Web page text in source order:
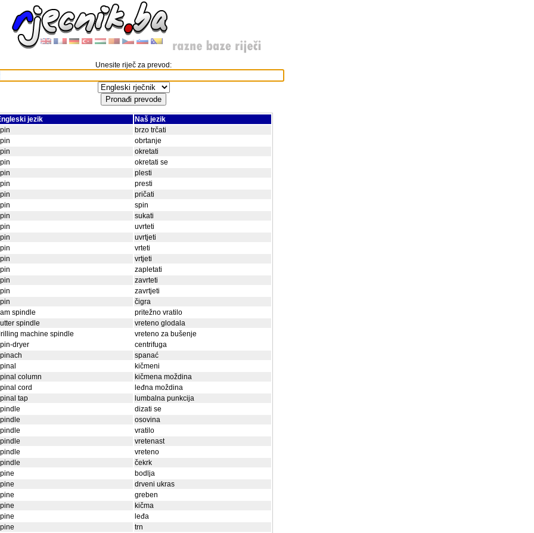
Unesite riječ za prevod:
jezik
Naš jezik
brzo trčati
obrtanje
okretati
okretati se
plesti
presti
pričati
spin
sukati
uvrteti
uvrtjeti
vrteti
vrtjeti
zapletati
zavrteti
zavrtjeti
čigra
spindle
pritežno vratilo
spindle
vreteno glodala
machine spindle
vreteno za bušenje
dryer
centrifuga
spanać
kičmeni
column
kičmena moždina
cord
leđna moždina
tap
lumbalna punkcija
dizati se
osovina
vratilo
vretenast
vreteno
čekrk
bodlja
drveni ukras
greben
kičma
leđa
trn